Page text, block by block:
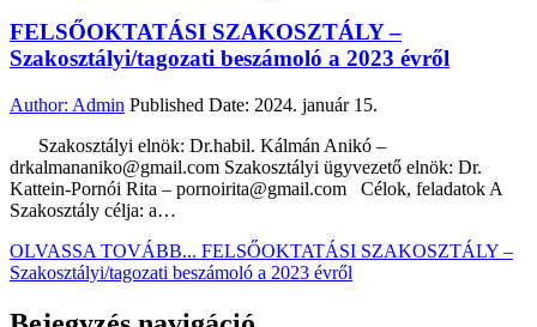
FELSŐOKTATÁSI SZAKOSZTÁLY –
Szakosztályi/tagozati beszámoló a 2023 évről
Author: Admin Published Date: 2024. január 15.
Szakosztályi elnök: Dr.habil. Kálmán Anikó –
drkalmananiko@gmail.com Szakosztályi ügyvezető elnök: Dr.
Kattein-Pornói Rita – pornoirita@gmail.com Célok, feladatok A
Szakosztály célja: a…
OLVASSA TOVÁBB... FELSŐOKTATÁSI SZAKOSZTÁLY –
Szakosztályi/tagozati beszámoló a 2023 évről